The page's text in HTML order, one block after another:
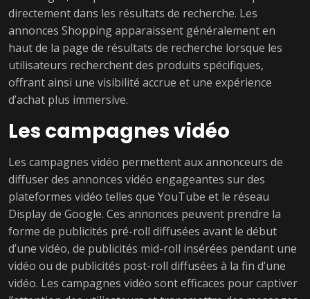
directement dans les résultats de recherche. Les
annonces Shopping apparaissent généralement en
haut de la page de résultats de recherche lorsque les
utilisateurs recherchent des produits spécifiques,
offrant ainsi une visibilité accrue et une expérience
d’achat plus immersive.
Les campagnes vidéo
Les campagnes vidéo permettent aux annonceurs de
diffuser des annonces vidéo engageantes sur des
plateformes vidéo telles que YouTube et le réseau
Display de Google. Ces annonces peuvent prendre la
forme de publicités pré-roll diffusées avant le début
d’une vidéo, de publicités mid-roll insérées pendant une
vidéo ou de publicités post-roll diffusées à la fin d’une
vidéo. Les campagnes vidéo sont efficaces pour captiver